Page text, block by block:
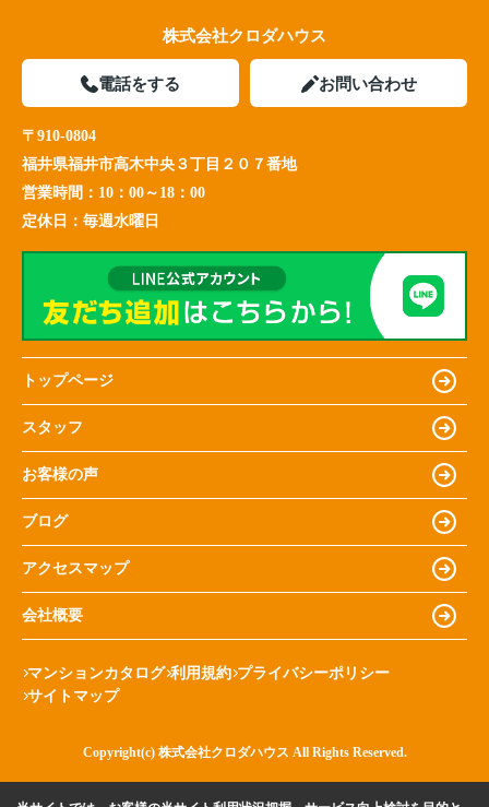
株式会社クロダハウス
電話をする お問い合わせ
〒910-0804
福井県福井市高木中央３丁目２０７番地
営業時間： 10：00～18：00
定休日： 毎週水曜日
トップページ
スタッフ
お客様の声
ブログ
アクセスマップ
会社概要
マンションカタログ 利用規約 プライバシーポリシー
サイトマップ
Copyright(c) 株式会社クロダハウス All Rights Reserved.